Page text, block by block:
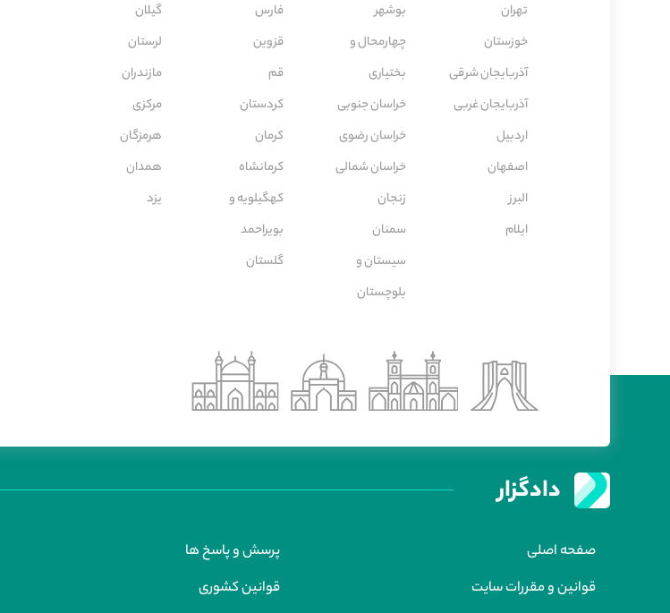
تهران
خوزستان
آذربایجان شرقی
آذربایجان غربی
اردبیل
اصفهان
البرز
ایلام
بوشهر
چهارمحال و
بختیاری
خراسان جنوبی
خراسان رضوی
خراسان شمالی
زنجان
سمنان
سیستان و
بلوچستان
فارس
قزوین
قم
كردستان
كرمان
كرمانشاه
کهگیلویه و
بویراحمد
گلستان
گیلان
لرستان
مازندران
مركزی
هرمزگان
همدان
یزد
دادگزار
صفحه اصلی
پرسش و پاسخ ها
قوانین و مقررات سایت
قوانین کشوری